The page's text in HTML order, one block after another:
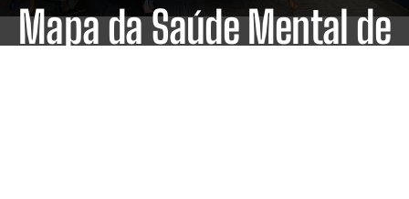
Mapa da Saúde Mental de